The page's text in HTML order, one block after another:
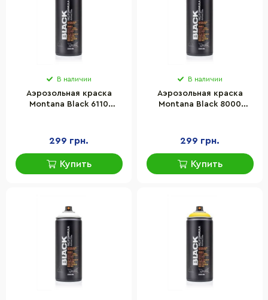
В наличии
Аэрозольная краска
Montana Black 6110
299 грн.
Купить
В наличии
Аэрозольная краска
Montana Black 8000
299 грн.
Купить